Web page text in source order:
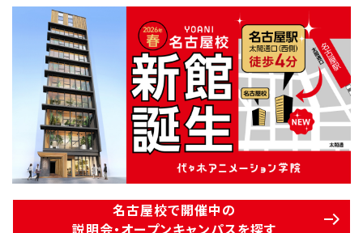
代アニ概要
学部・学科紹介
校舎・施設
学生生活・サポート
名古屋校で開催中の
説明会・オープンキャンパスを探す